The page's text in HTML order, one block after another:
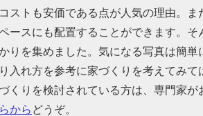
ストも安価である点が人気の理由。
ースにも配置することができます。
りを集めました。気になる写真は簡
入れ方を参考に家づくりを考えてみ
くりを検討されている方は、専門家
から どうぞ。